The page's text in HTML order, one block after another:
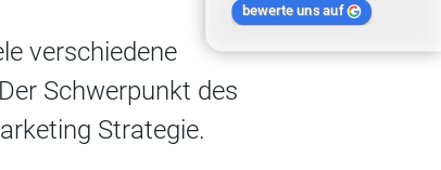
verschiedene
Schwerpunkt des
Strategie.
bewerte uns auf